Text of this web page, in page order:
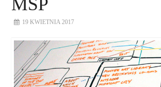
MŚP
19 KWIETNIA 2017